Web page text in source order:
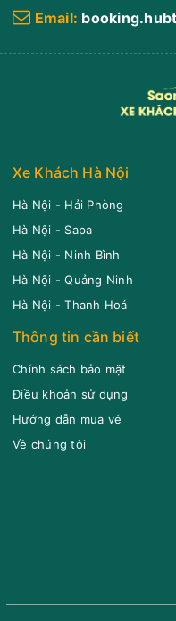
Email:
Xe Khách Hà Nội
Hà Nội - Hải Phòng
Hà Nội - Sapa
Hà Nội - Ninh Bình
Hà Nội - Quảng Ninh
Hà Nội - Thanh Hoá
Thông tin cần biết
Chính sách bảo mật
Điều khoản sử dụng
Hướng dẫn mua vé
Về chúng tôi